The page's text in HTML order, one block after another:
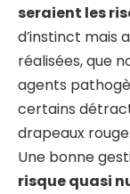
seraient les
d’instinct mais
réalisées, que
agents
certains
drapeaux rouge.
Une bonne
risque quasi